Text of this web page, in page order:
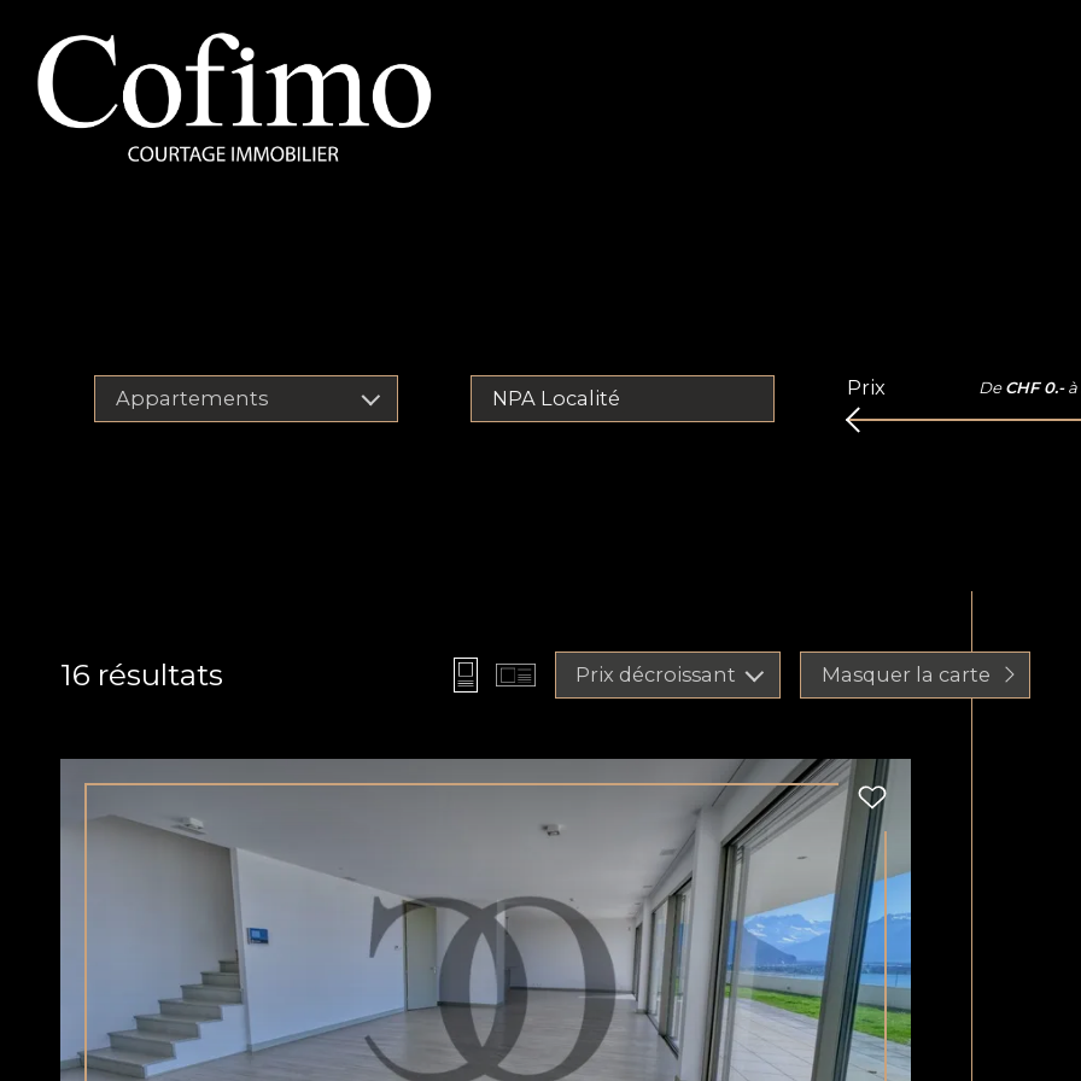
Appartements NPA Localité Prix De CHF 0.- à
16 résultats Prix décroissant Masquer la carte